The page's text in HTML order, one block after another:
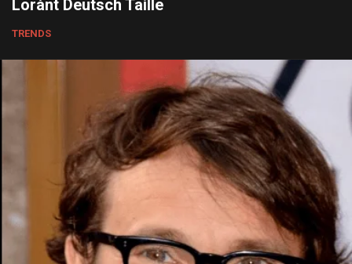
Lorànt Deutsch Taille
TRENDS